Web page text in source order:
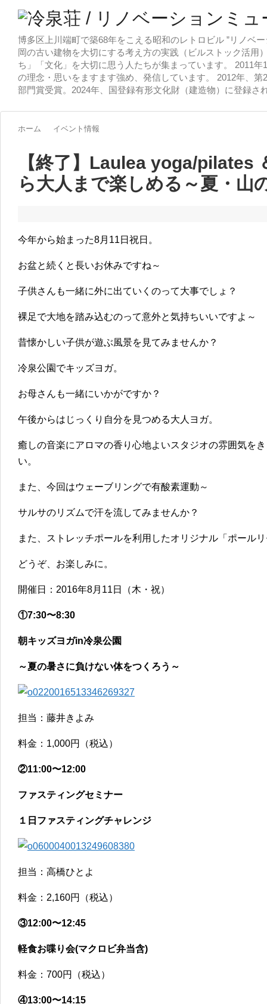
博多区上川端町で築68年をこえる昭和のレトロビル ”リノベ
岡の古い建物を大切にする考え方の実践（ビルストック活用
ち」「文化」を大切に思う人たちが集まっています。 2011
の理念・思いをますます強め、発信しています。 2012年、
部門賞受賞。2024年、国登録有形文化財（建造物）に登録さ
ホーム イベント情報
【終了】Laulea yoga/pilates
ら大人まで楽しめる～夏・山
今年から始まった8月11日祝日。
お盆と続くと長いお休みですね～
子供さんも一緒に外に出ていくのって大事でしょ？
裸足で大地を踏み込むのって意外と気持ちいいですよ～
昔懐かしい子供が遊ぶ風景を見てみませんか？
冷泉公園でキッズヨガ。
お母さんも一緒にいかがですか？
午後からはじっくり自分を見つめる大人ヨガ。
癒しの音楽にアロマの香り心地よいスタジオの雰囲気を
い。
また、今回はウェーブリングで有酸素運動～
サルサのリズムで汗を流してみませんか？
また、ストレッチポールを利用したオリジナル「ポール
どうぞ、お楽しみに。
開催日：2016年8月11日（木・祝）
①7:30〜8:30
朝キッズヨガin冷泉公園
～夏の暑さに負けない体をつくろう～
担当：藤井きよみ
料金：1,000円（税込）
②11:00〜12:00
ファスティングセミナー
１日ファスティングチャレンジ
担当：高橋ひとよ
料金：2,160円（税込）
③12:00〜12:45
軽食お喋り会(マクロビ弁当含)
料金：700円（税込）
④13:00〜14:15